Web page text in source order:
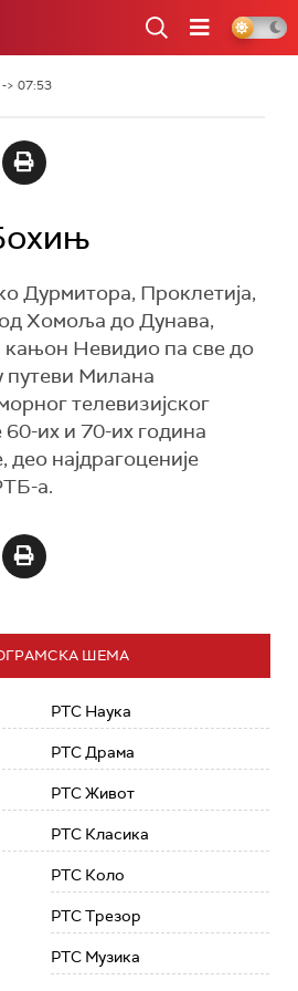
> 07:53
Дурмитора, Проклетија,
Хомоља до Дунава,
кањон Невидио па све до
путеви Милана
телевизијског
60-их и 70-их година
најдрагоценије
а.
ШЕМА
РТС Наука
РТС Драма
РТС Живот
РТС Класика
РТС Коло
РТС Трезор
РТС Музика